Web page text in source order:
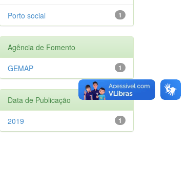
1
Porto social
Agência de Fomento
1
GEMAP
Data de Publicação
1
2019